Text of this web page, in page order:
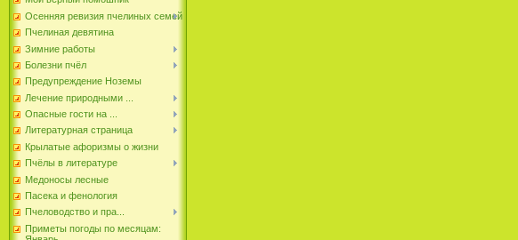
Осенняя ревизия пчелиных семей
Пчелиная девятина
Зимние работы
Болезни пчёл
Предупреждение Ноземы
Лечение природными ...
Опасные гости на ...
Литературная страница
Крылатые афоризмы о жизни
Пчёлы в литературе
Медоносы лесные
Пасека и фенология
Пчеловодство и пра...
Приметы погоды по месяцам: